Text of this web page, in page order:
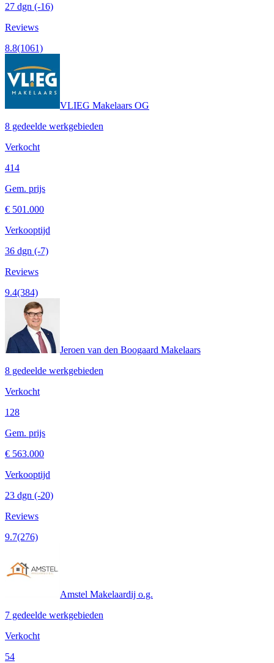
27 dgn (-16)
Reviews
8.8(1061)
VLIEG Makelaars OG
8 gedeelde werkgebieden
Verkocht
414
Gem. prijs
€ 501.000
Verkooptijd
36 dgn (-7)
Reviews
9.4(384)
Jeroen van den Boogaard Makelaars
8 gedeelde werkgebieden
Verkocht
128
Gem. prijs
€ 563.000
Verkooptijd
23 dgn (-20)
Reviews
9.7(276)
Amstel Makelaardij o.g.
7 gedeelde werkgebieden
Verkocht
54